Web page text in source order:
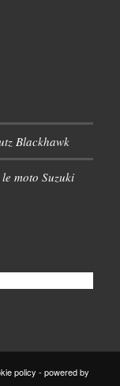
Blackhawk
moto Suzuki
policy - powered by